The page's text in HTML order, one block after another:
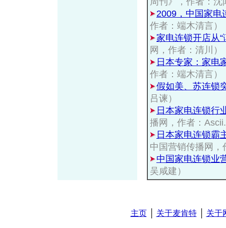
2009，中国家电
作者：端木清言）
家电连锁开店从“
网，作者：清川）
日本专家：家电
作者：端木清言）
假如美、苏连锁
吕谏）
日本家电连锁行
播网，作者：
日本家电连锁霸
中国营销传播网
中国家电连锁业
吴咸建）
主页│ 关于麦肯特│ 关于